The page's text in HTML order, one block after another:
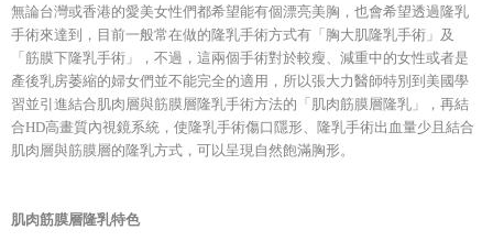
無論台灣或香港的愛美女性們都希望能有個漂亮美胸，也會希望透過隆乳
手術來達到，目前一般常在做的隆乳手術方式有「胸大肌隆乳手術」及
「筋膜下隆乳手術」，不過，這兩個手術對於較瘦、減重中的女性或者是
產後乳房萎縮的婦女們並不能完全的適用，所以張大力醫師特別到美國學
習並引進結合肌肉層與筋膜層隆乳手術方法的「肌肉筋膜層隆乳」，再結
合HD高畫質內視鏡系統，使隆乳手術傷口隱形、隆乳手術出血量少且結合
肌肉層與筋膜層的隆乳方式，可以呈現自然飽滿胸形。
肌肉筋膜層隆乳特色